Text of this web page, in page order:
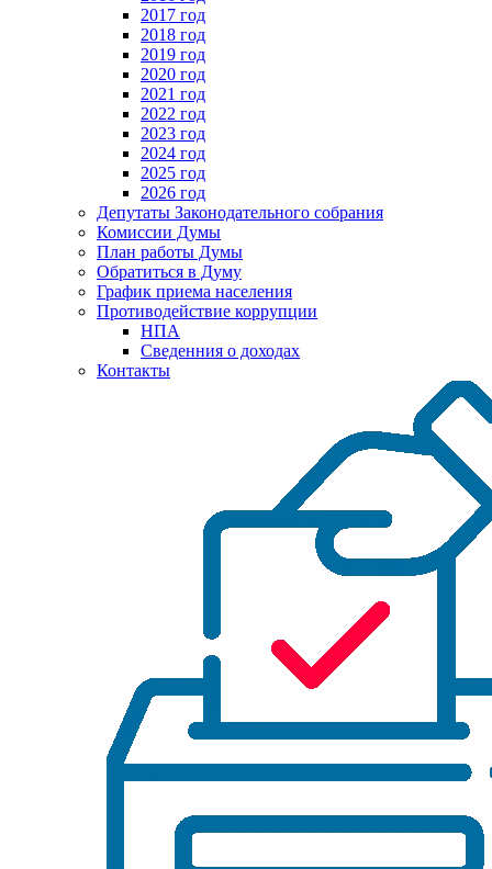
2017 год
2018 год
2019 год
2020 год
2021 год
2022 год
2023 год
2024 год
2025 год
2026 год
Депутаты Законодательного собрания
Комиссии Думы
План работы Думы
Обратиться в Думу
График приема населения
Противодействие коррупции
НПА
Сведенния о доходах
Контакты